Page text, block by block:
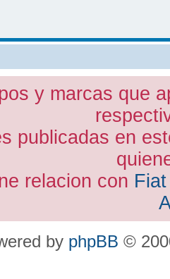
y marcas que
publicadas en
relacion con
by phpBB ©